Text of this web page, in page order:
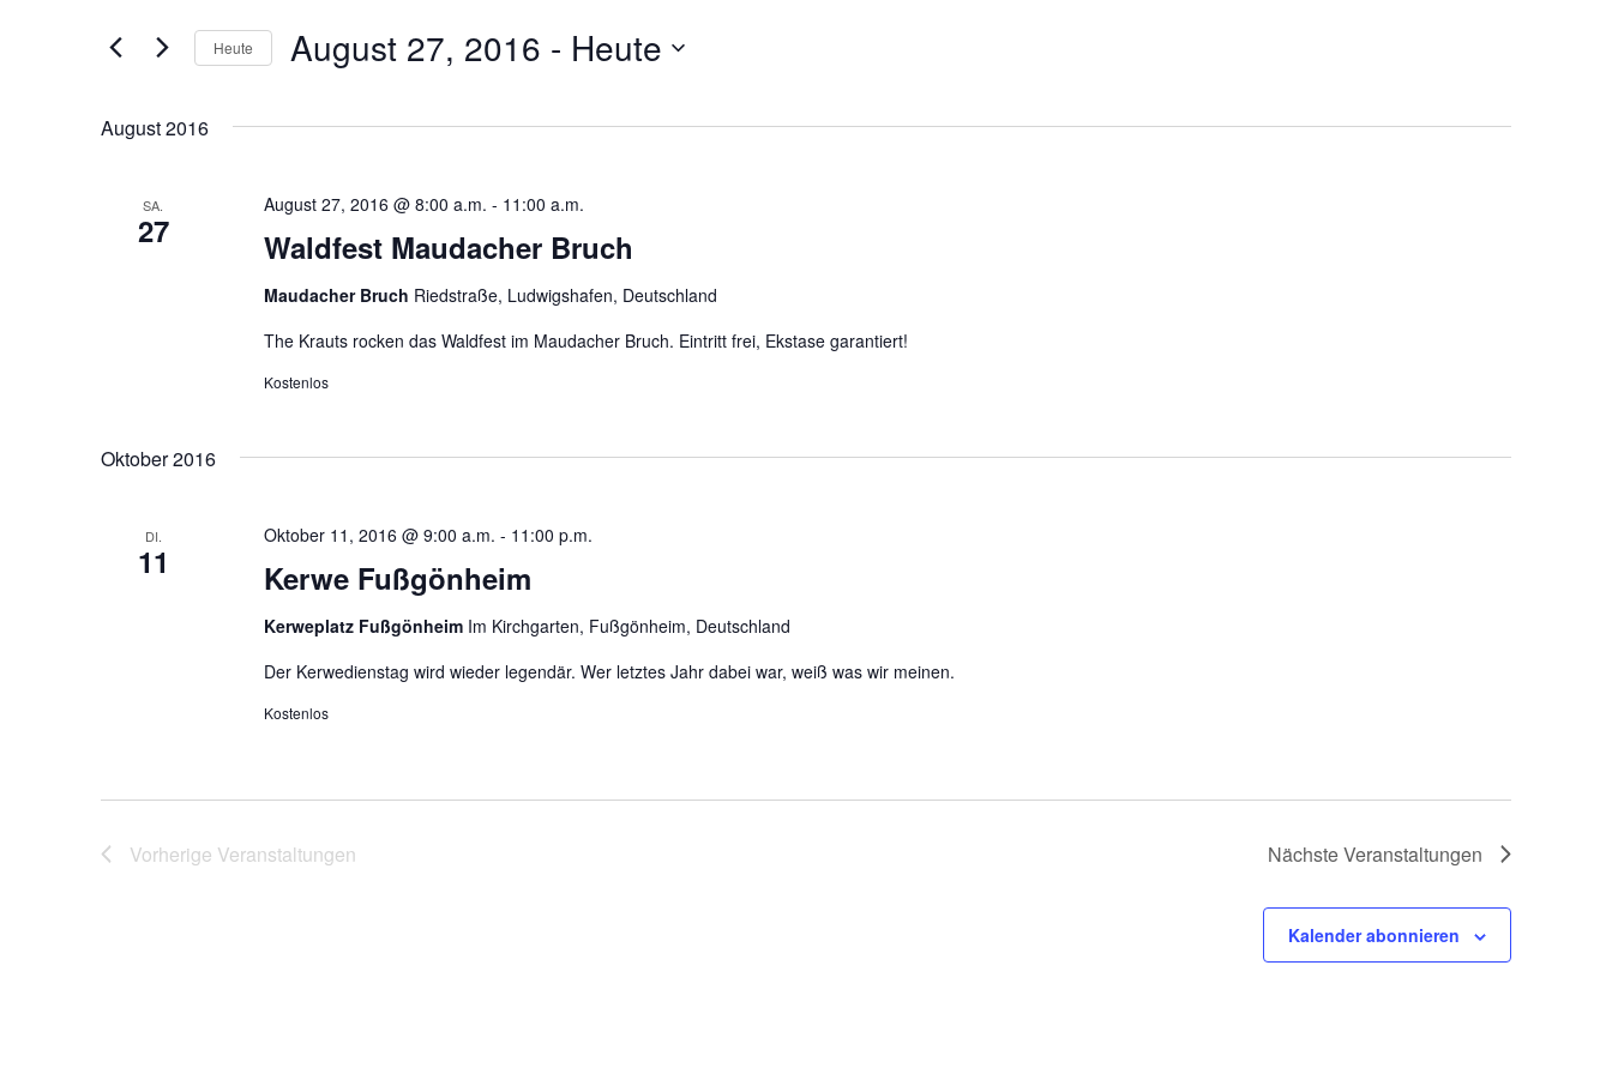
und
Ansichten,
Navigation
nach
Heute August 27, 2016 - Heute
August 2016
SA.
27 Waldfest Maudacher Bruch
August 27, 2016 @ 8:00 a.m. - 11:00 a.m.
Maudacher Bruch Riedstraße, Ludwigshafen, Deutschland
The Krauts rocken das Waldfest im Maudacher Bruch. Eintritt frei, Ekstase garantiert!
Kostenlos
Oktober 2016
DI.
11 Kerwe Fußgönheim
Oktober 11, 2016 @ 9:00 a.m. - 11:00 p.m.
Kerweplatz Fußgönheim Im Kirchgarten, Fußgönheim, Deutschland
Der Kerwedienstag wird wieder legendär. Wer letztes Jahr dabei war, weiß was wir meinen.
Kostenlos
Vorherige Veranstaltungen NächsteVeranstaltungen
Kalender abonnieren